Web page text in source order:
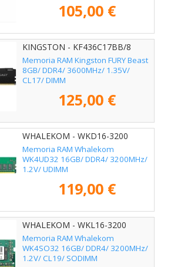
105,00 €
KINGSTON - KF436C17BB/8
Memoria RAM Kingston FURY Beast
8GB/ DDR4/ 3600MHz/ 1.35V/
CL17/ DIMM
125,00 €
WHALEKOM - WKD16-3200
Memoria RAM Whalekom
WK4UD32 16GB/ DDR4/ 3200MHz/
1.2V/ UDIMM
119,00 €
WHALEKOM - WKL16-3200
Memoria RAM Whalekom
WK4SO32 16GB/ DDR4/ 3200MHz/
1.2V/ CL19/ SODIMM